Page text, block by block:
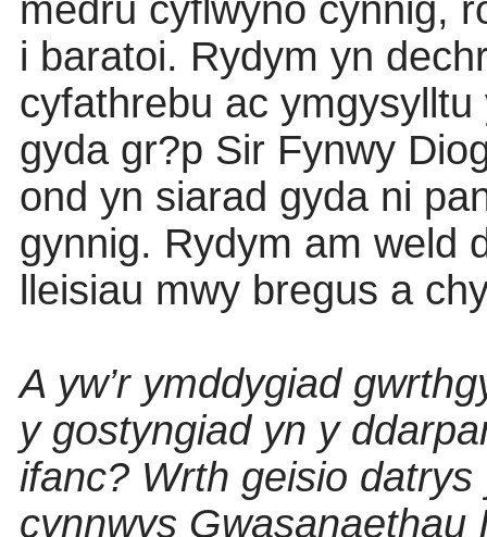
medru cyflwyno cynnig,
i baratoi. Rydym yn
cyfathrebu ac
gyda gr?p Sir Fynwy
ond yn siarad gyda ni
gynnig. Rydym am weld
lleisiau mwy bregus a
A yw’r ymddygiad
y gostyngiad yn y
ifanc? Wrth geisio datrys
cynnwys Gwasanaethau